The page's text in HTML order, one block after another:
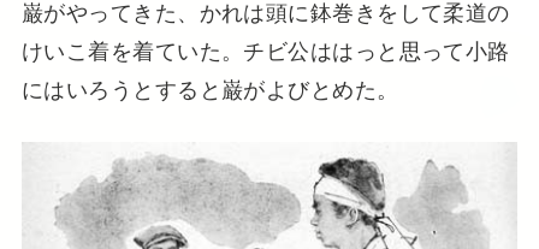
巌がやってきた、かれは頭に鉢巻きをして柔道の
けいこ着を着ていた。チビ公ははっと思って小路
にはいろうとすると巌がよびとめた。